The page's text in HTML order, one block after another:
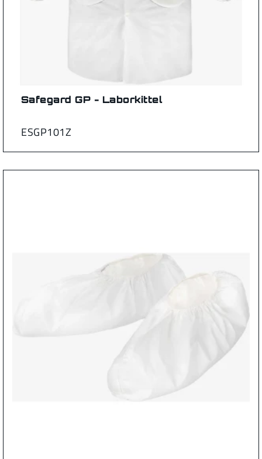
ESGP101Z
Safegard GP - Laborkittel